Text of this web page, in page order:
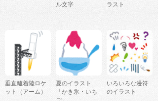
ル文字
ラスト
垂直離着陸ロケ
ット（アーム）
夏のイラスト
「かき氷・いち
いろいろな漫符
のイラスト